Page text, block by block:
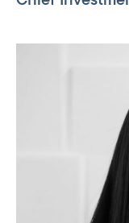
energy
developing
holds a D.Phil
earlier degrees
science from
to joining
Analysis, and
Director at the